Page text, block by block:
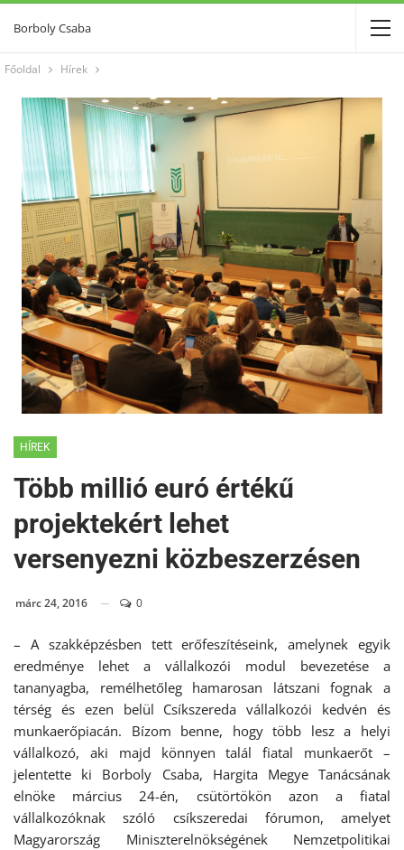
Borboly Csaba
Főoldal Hírek
HÍREK
Több millió euró értékű
projektekért lehet
versenyezni közbeszerzésen
márc 24, 2016 0
– A szakképzésben tett erőfeszítéseink, amelynek egyik
eredménye lehet a vállalkozói modul bevezetése a
tananyagba, remélhetőleg hamarosan látszani fognak a
térség és ezen belül Csíkszereda vállalkozói kedvén és
munkaerőpiacán. Bízom benne, hogy több lesz a helyi
vállalkozó, aki majd könnyen talál fiatal munkaerőt –
jelentette ki Borboly Csaba, Hargita Megye Tanácsának
elnöke március 24-én, csütörtökön azon a fiatal
vállalkozóknak szóló csíkszeredai fórumon, amelyet
Magyarország Miniszterelnökségének Nemzetpolitikai